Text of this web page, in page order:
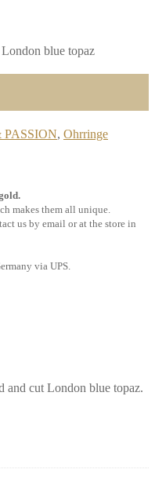
blue topaz
, Ohrringe
makes them all unique.
us by email or at the store in
via UPS.
and cut London blue topaz.